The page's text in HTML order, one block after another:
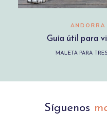
ANDORRA
Guía útil para
MALETA PARA TRES
Síguenos